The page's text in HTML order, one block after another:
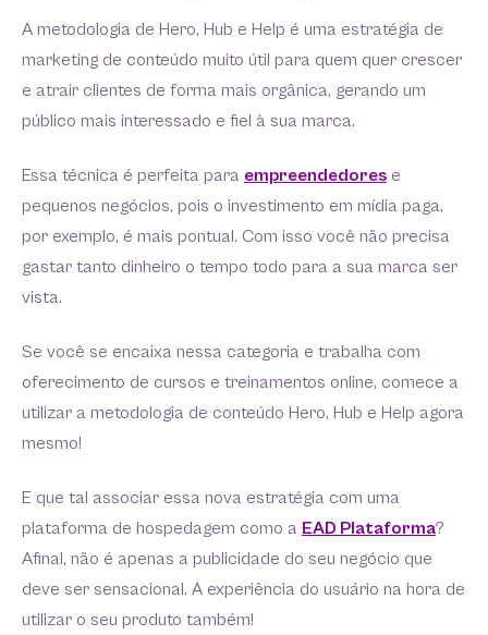
A metodologia de Hero, Hub e Help é uma estratégia de
marketing de conteúdo muito útil para quem quer crescer
e atrair clientes de forma mais orgânica, gerando um
público mais interessado e fiel à sua marca.
Essa técnica é perfeita para empreendedores e
pequenos negócios, pois o investimento em mídia paga,
por exemplo, é mais pontual. Com isso você não precisa
gastar tanto dinheiro o tempo todo para a sua marca ser
vista.
Se você se encaixa nessa categoria e trabalha com
oferecimento de cursos e treinamentos online, comece a
utilizar a metodologia de conteúdo Hero, Hub e Help agora
mesmo!
E que tal associar essa nova estratégia com uma
plataforma de hospedagem como a EAD Plataforma?
Afinal, não é apenas a publicidade do seu negócio que
deve ser sensacional. A experiência do usuário na hora de
utilizar o seu produto também!